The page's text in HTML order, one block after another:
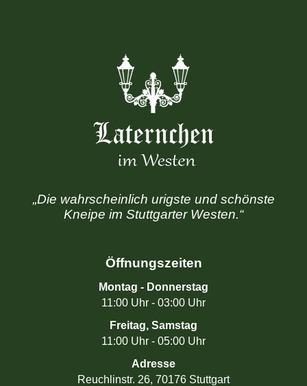
„Die wahrscheinlich urigste und schönste
Kneipe im Stuttgarter Westen.“
Öffnungszeiten
Montag - Donnerstag
11:00 Uhr - 03:00 Uhr
Freitag, Samstag
11:00 Uhr - 05:00 Uhr
Adresse
Reuchlinstr. 26, 70176 Stuttgart